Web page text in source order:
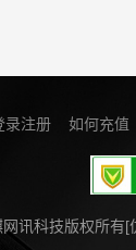
录注册 如何充值
讯科技版权所有[